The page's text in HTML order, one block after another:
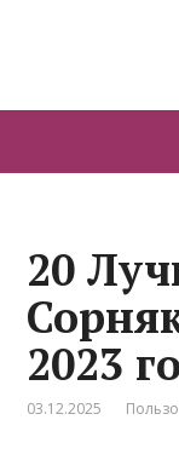
20
2023
03.12.2025